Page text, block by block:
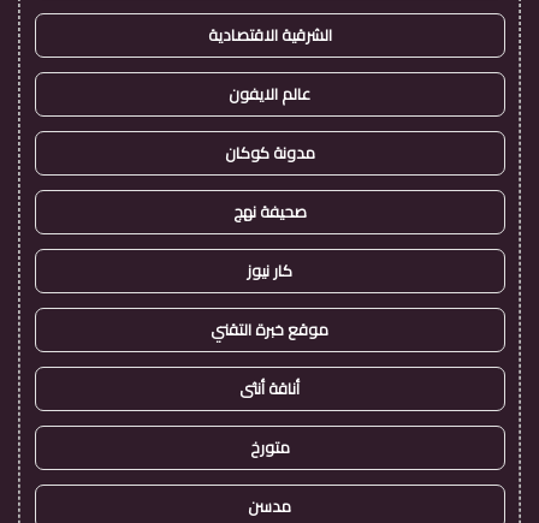
الشرقية الاقتصادية
عالم الايفون
مدونة كوكان
صحيفة نهج
كار نيوز
موقع خبرة التقني
أناقة أنثى
متورخ
مدسن